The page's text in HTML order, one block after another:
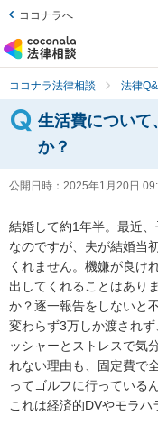
ココナラへ
ココナラ法律相談 法律
生活費について
か？
公開日時： 2025年1月20日
結婚して約1年半。最近
なのですが、夫が結婚当
くれません。機嫌が良け
出してくれることはあり
か？逐一報告をしないと
変わらず3万しか渡され
ッシャーとストレスで気
れない理由も、固定費で
ってゴルフに行っている
これは経済的DVやモラハ